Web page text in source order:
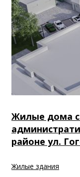
Жилые дома
районе ул.
Жилые здания